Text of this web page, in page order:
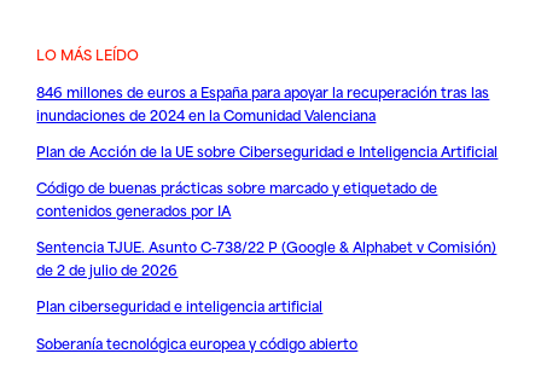
LO MÁS LEÍDO
846 millones de euros a España para apoyar la recuperación tras las
inundaciones de 2024 en la Comunidad Valenciana
Plan de Acción de la UE sobre Ciberseguridad e Inteligencia Artificial
Código de buenas prácticas sobre marcado y etiquetado de
contenidos generados por IA
Sentencia TJUE. Asunto C-738/22 P (Google & Alphabet v Comisión)
de 2 de julio de 2026
Plan ciberseguridad e inteligencia artificial
Soberanía tecnológica europea y código abierto